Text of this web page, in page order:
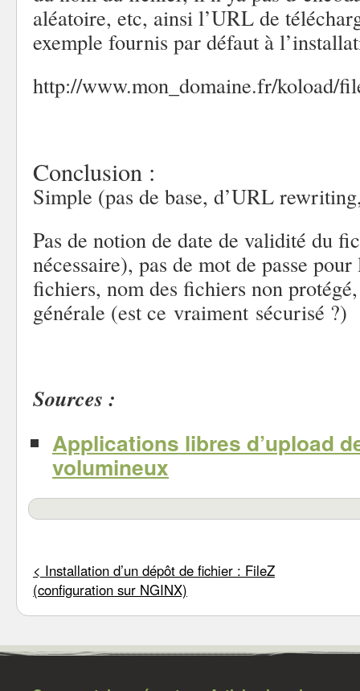
aléatoire, etc, ainsi l’URL de
exemple fournis par défaut à
http://www.mon_domaine.fr/koload/
Conclusion :
Simple (pas de base, d’URL
Pas de notion de date de validité du
nécessaire), pas de mot de passe
fichiers, nom des fichiers non
générale (est ce vraiment sécurisé ?)
Sources :
Applications libres d’upload
volumineux
< Installation d’un dépôt de fichier : FileZ
(configuration sur NGINX)